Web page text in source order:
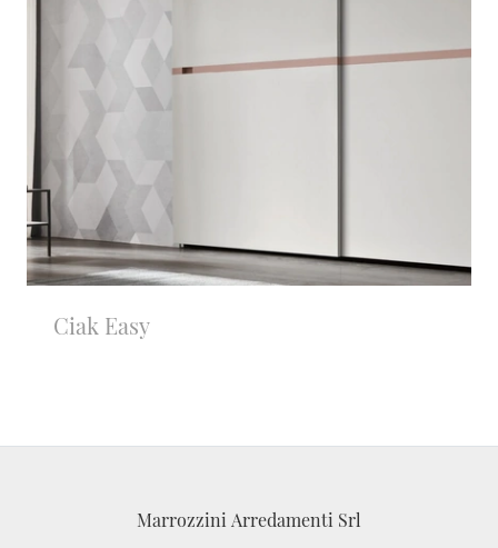
Ciak Easy
Marrozzini Arredamenti Srl